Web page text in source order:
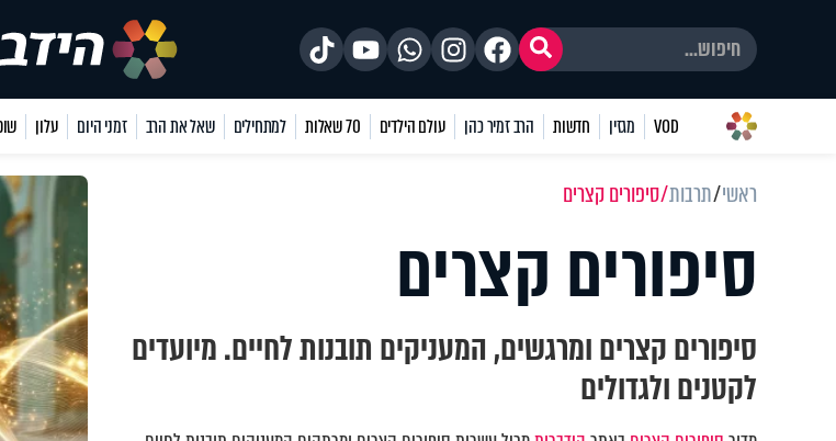
VOD מגזין חדשות הרב זמיר כהן עולם הילדים 70 שאלות למתחילים שאל את הרב זמני היום עלון
ראשי תרבות סיפורים קצרים
סיפורים קצרים
סיפורים קצרים ומרגשים, המעניקים תובנות לחיים. מיועדים
לקטנים ולגדולים